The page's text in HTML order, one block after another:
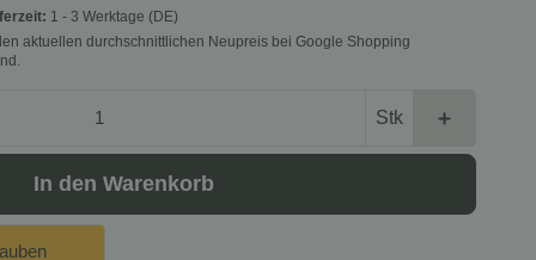
1 - 3 Werktage (DE)
aktuellen durchschnittlichen Neupreis bei Google Shopping
Stk
In den Warenkorb